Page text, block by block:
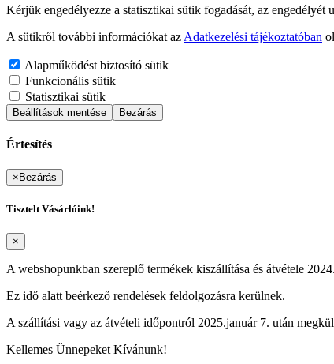
Kérjük engedélyezze a statisztikai sütik fogadását, az
A sütikről további információkat az Adatkezelési tájékoztatóban
Alapműködést biztosító sütik
Funkcionális sütik
Statisztikai sütik
Beállítások mentése Bezárás
Értesítés
× Bezárás
Tisztelt Vásárlóink!
×
A webshopunkban szereplő termékek kiszállítása és átvétele
Ez idő alatt beérkező rendelések feldolgozásra kerülnek.
A szállítási vagy az átvételi időpontról 2025.január 7. után
Kellemes Ünnepeket Kívánunk!